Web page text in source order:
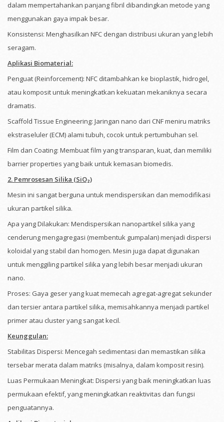
dalam mempertahankan panjang fibril dibandingkan metode yang
menggunakan gaya impak besar.
Konsistensi: Menghasilkan NFC dengan distribusi ukuran yang lebih
seragam.
Aplikasi Biomaterial:
Penguat (Reinforcement): NFC ditambahkan ke bioplastik, hidrogel,
atau komposit untuk meningkatkan kekuatan mekaniknya secara
dramatis.
Scaffold Tissue Engineering: Jaringan nano dari CNF meniru matriks
ekstraseluler (ECM) alami tubuh, cocok untuk pertumbuhan sel.
Film dan Coating: Membuat film yang transparan, kuat, dan memiliki
barrier properties yang baik untuk kemasan biomedis.
2. Pemrosesan Silika (SiO₂)
Mesin ini sangat berguna untuk mendispersikan dan memodifikasi
ukuran partikel silika.
Apa yang Dilakukan: Mendispersikan nanopartikel silika yang
cenderung mengagregasi (membentuk gumpalan) menjadi dispersi
koloidal yang stabil dan homogen. Mesin juga dapat digunakan
untuk menggiling partikel silika yang lebih besar menjadi ukuran
nano.
Proses: Gaya geser yang kuat memecah agregat-agregat sekunder
dan tersier antara partikel silika, memisahkannya menjadi partikel
primer atau cluster yang sangat kecil.
Keunggulan:
Stabilitas Dispersi: Mencegah sedimentasi dan memastikan silika
tersebar merata dalam matriks (misalnya, dalam komposit resin).
Luas Permukaan Meningkat: Dispersi yang baik meningkatkan luas
permukaan efektif, yang meningkatkan reaktivitas dan fungsi
penguatannya.